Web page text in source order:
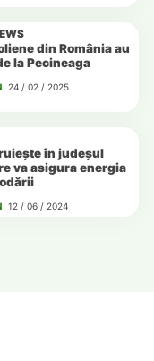
din România au
la Pecineaga
24 / 02 / 2025
în judeșul
va asigura energia
12 / 06 / 2024